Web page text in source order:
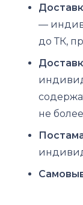
—
до ТК,
не